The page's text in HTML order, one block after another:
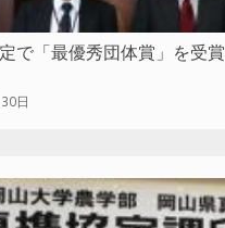
で「最優秀団体賞」を受賞
日